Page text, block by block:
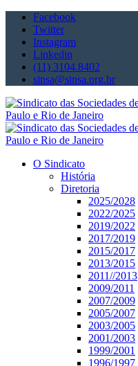
Facebook
Twitter
Instagram
Linkedin
(11) 3104.8402
sinsa@sinsa.org.br
O Sindicato
História
Diretoria
2025/2028
2022/2025
2019/2022
2017/2019
2015/2017
2013/2015
2011//2013
2009/2011
2007/2009
2005/2007
2003/2005
2001/2003
1999/2001
1996/1997